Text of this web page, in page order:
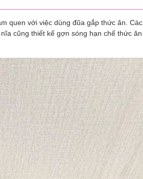
quen với việc dùng đũa gắp thức ăn. Các
cũng thiết kế gợn sóng hạn chế thức ăn